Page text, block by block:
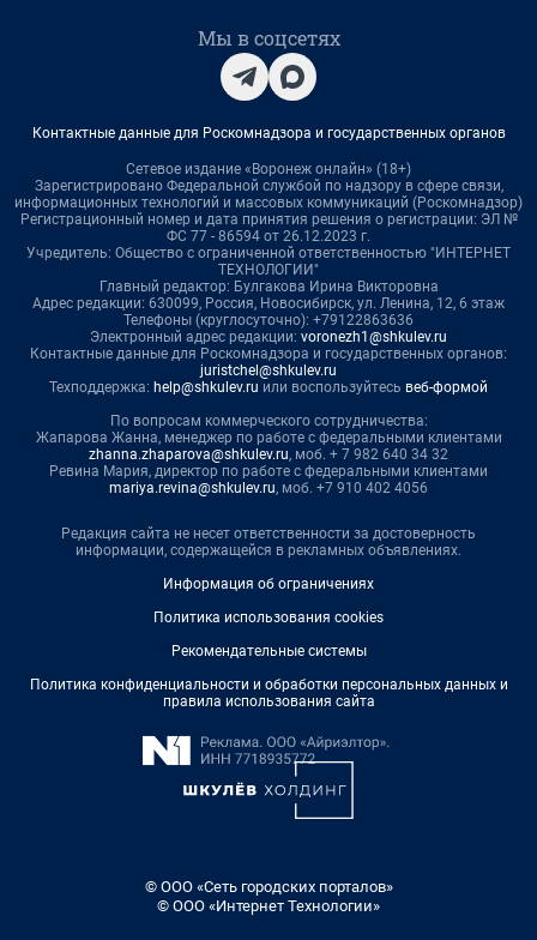
Мы в соцсетях
Контактные данные для Роскомнадзора и государственных органов
Сетевое издание «Воронеж онлайн» (18+)
Зарегистрировано Федеральной службой по надзору в сфере связи,
информационных технологий и массовых коммуникаций (Роскомнадзор)
Регистрационный номер и дата принятия решения о регистрации: ЭЛ №
ФС 77 - 86594 от 26.12.2023 г.
Учредитель: Общество с ограниченной ответственностью "ИНТЕРНЕТ
ТЕХНОЛОГИИ"
Главный редактор: Булгакова Ирина Викторовна
Адрес редакции: 630099, Россия, Новосибирск, ул. Ленина, 12, 6 этаж
Телефоны (круглосуточно): +79122863636
Электронный адрес редакции: voronezh1@shkulev.ru
Контактные данные для Роскомнадзора и государственных органов:
juristchel@shkulev.ru
Техподдержка: help@shkulev.ru или воспользуйтесь веб-формой
По вопросам коммерческого сотрудничества:
Жапарова Жанна, менеджер по работе с федеральными клиентами
zhanna.zhaparova@shkulev.ru, моб. + 7 982 640 34 32
Ревина Мария, директор по работе с федеральными клиентами
mariya.revina@shkulev.ru, моб. +7 910 402 4056
Редакция сайта не несет ответственности за достоверность
информации, содержащейся в рекламных объявлениях.
Информация об ограничениях
Политика использования cookies
Рекомендательные системы
Политика конфиденциальности и обработки персональных данных и
правила использования сайта
© ООО «Сеть городских порталов»
© ООО «Интернет Технологии»